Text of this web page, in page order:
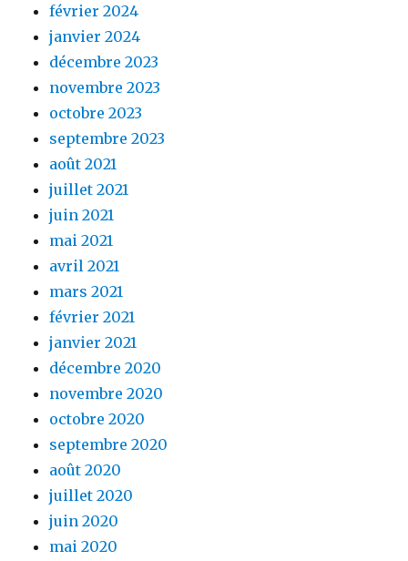
février 2024
janvier 2024
décembre 2023
novembre 2023
octobre 2023
septembre 2023
août 2021
juillet 2021
juin 2021
mai 2021
avril 2021
mars 2021
février 2021
janvier 2021
décembre 2020
novembre 2020
octobre 2020
septembre 2020
août 2020
juillet 2020
juin 2020
mai 2020